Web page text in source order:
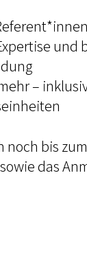
und
–
noch bis
das